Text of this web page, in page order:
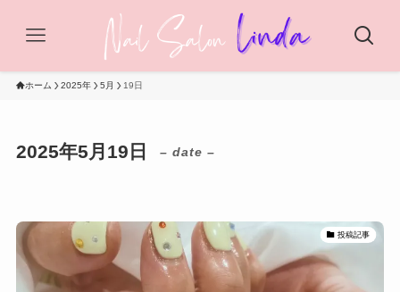
ホーム 2025年 5月 19日
2025年5月19日 – date –
投稿記事